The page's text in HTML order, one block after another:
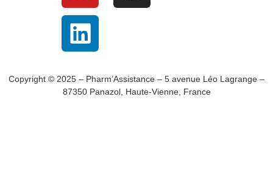
Copyright © 2025 – Pharm’Assistance – 5 avenue Léo Lagrange –
87350 Panazol, Haute-Vienne, France